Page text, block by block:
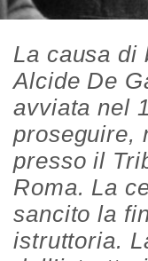
La causa di
Alcide De
avviata nel
proseguire,
presso il
Roma. La
sancito la
istruttoria.